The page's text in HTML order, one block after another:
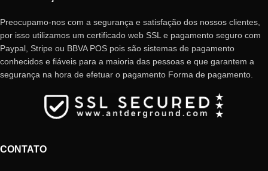
Preocupamo-nos com a segurança e satisfação dos nossos clientes,
por isso utilizamos um certificado web SSL e pagamento seguro com
Paypal, Stripe ou BBVA POS pois são sistemas de pagamento
conhecidos e fiáveis ​​para a maioria das pessoas e que garantem a
segurança na hora de efetuar o pagamento Forma de pagamento.
CONTATO